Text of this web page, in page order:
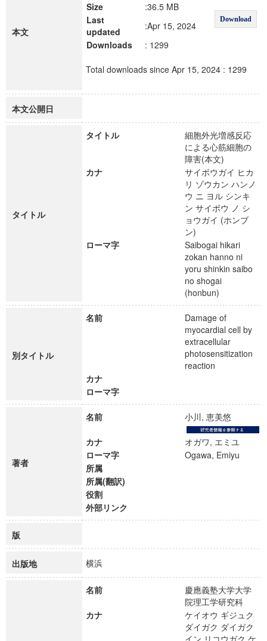
本文
Download
Size
:36.5 MB
Last
updated
:Apr 15, 2024
Downloads
: 1299
Total downloads since Apr 15, 2024 : 1299
本文公開日
タイトル
タイトル
細胞外光増感反応
による心筋細胞の
障害(本文)
カナ
サイボウガイ ヒカ
リ ゾウカン ハンノ
ウ ニ ヨル シンキ
ン サイボウ ノ シ
ョウガイ (ホンブ
ン)
ローマ字
Saibogai hikari
zokan hanno ni
yoru shinkin saibo
no shogai
(honbun)
別タイトル
名前
Damage of
myocardial cell by
extracellular
photosensitization
reaction
カナ
ローマ字
著者
名前 小川, 恵美悠
カナ
オガワ, エミユ
ローマ字
Ogawa, Emiyu
所属
所属(翻訳)
役割
外部リンク
版
出版地 横浜
名前
慶應義塾大学大学
院理工学研究科
カナ
ケイオウ ギジュク
ダイガク ダイガク
イン リコウガク ケ